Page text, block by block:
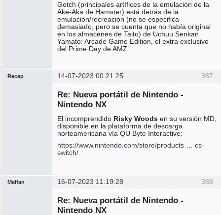
Gotch (principales artífices de la emulación de la
Ake-Aka de Hamster) está detrás de la
emulación/recreación (no se especifica
demasiado, pero se cuenta que no había original
en los almacenes de Taito) de Uchuu Senkan
Yamato: Arcade Game Edition, el extra exclusivo
del Prime Day de AMZ.
387
Recap 14-07-2023 00:21:25
Re: Nueva portátil de Nintendo -
Nintendo NX
El incomprendido Risky Woods en su versión MD,
disponible en la plataforma de descarga
norteamericana vía QU Byte Interactive:
https://www.nintendo.com/store/products … cs-
switch/
388
Melfan 16-07-2023 11:19:28
Re: Nueva portátil de Nintendo -
Nintendo NX